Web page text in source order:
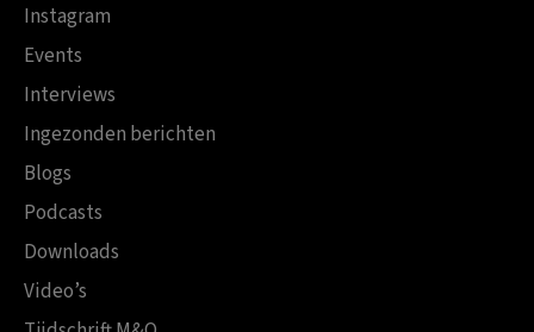
Instagram
Events
Interviews
Ingezonden berichten
Blogs
Podcasts
Downloads
Video’s